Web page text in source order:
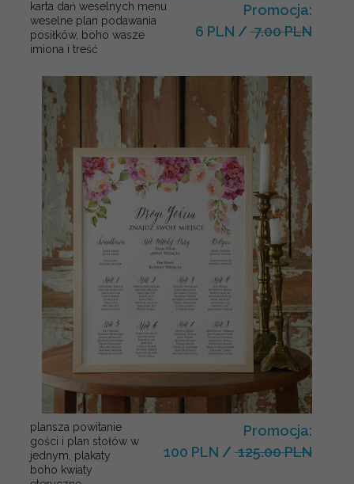
karta dań weselnych menu
weselne plan podawania
posiłków, boho wasze
imiona i treść
Promocja:
6 PLN / 7.00 PLN
plansza powitanie
gości i plan stołów w
jednym, plakaty
boho kwiaty
Promocja:
100 PLN / 125.00 PLN